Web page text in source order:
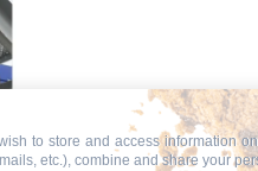
wish to store and access information
etc.), combine and share your